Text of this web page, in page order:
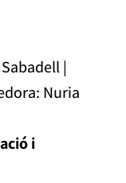
|
Nuria
i